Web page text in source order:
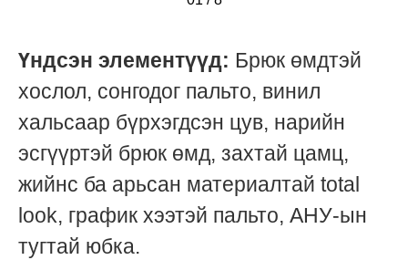
Үндсэн элементүүд: Брюк өмдтэй
хослол, сонгодог пальто, винил
хальсаар бүрхэгдсэн цув, нарийн
эсгүүртэй брюк өмд, захтай цамц,
жийнс ба арьсан материалтай total
look, график хээтэй пальто, АНУ-ын
тугтай юбка.